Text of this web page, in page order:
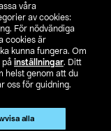
våra
av cookies:
För nödvändiga
cookies är
kunna fungera. Om
på inställningar. Ditt
helst genom att du
oss för guidning.
alla